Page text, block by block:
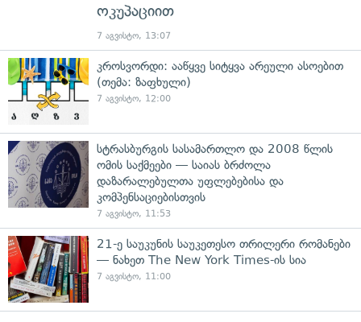
ოკუპაციით
7 აგვისტო, 13:07
კროსვორდი: ააწყვე სიტყვა არეული ასოებით
(თემა: ზაფხული)
7 აგვისტო, 12:00
სტრასბურგის სასამართლო და 2008 წლის
ომის საქმეები — საიას ბრძოლა
დაზარალებულთა უფლებებისა და
კომპენსაციებისთვის
7 აგვისტო, 11:53
21-ე საუკუნის საუკეთესო თრილერი რომანები
— ნახეთ The New York Times-ის სია
7 აგვისტო, 11:00